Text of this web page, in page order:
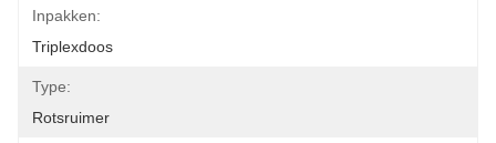
Inpakken:
Triplexdoos
Type:
Rotsruimer